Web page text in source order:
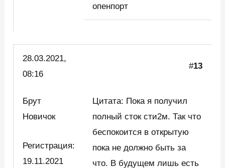
опенпорт
28.03.2021,
08:16
#13
Брут
Новичок
Регистрация:
19.11.2021
Цитата: Пока я получил
полный сток сти2м. Так что
беспокоится в открытую
пока не должно быть за
что. В будущем лишь есть